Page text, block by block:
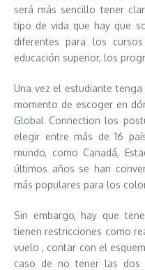
será más sencillo tener
tipo de vida que hay que
diferentes para los
educación superior, los
Una vez el estudiante
momento de escoger en
Global Connection los
elegir entre más de 16
mundo, como Canadá,
últimos años se han
más populares para los
Sin embargo, hay que
tienen restricciones como
vuelo , contar con el
caso de no tener las dos